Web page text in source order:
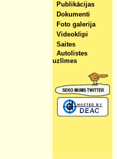
Publikācijas
Dokumenti
Foto galerija
Videoklipi
Saites
Autolistes
uzlīmes